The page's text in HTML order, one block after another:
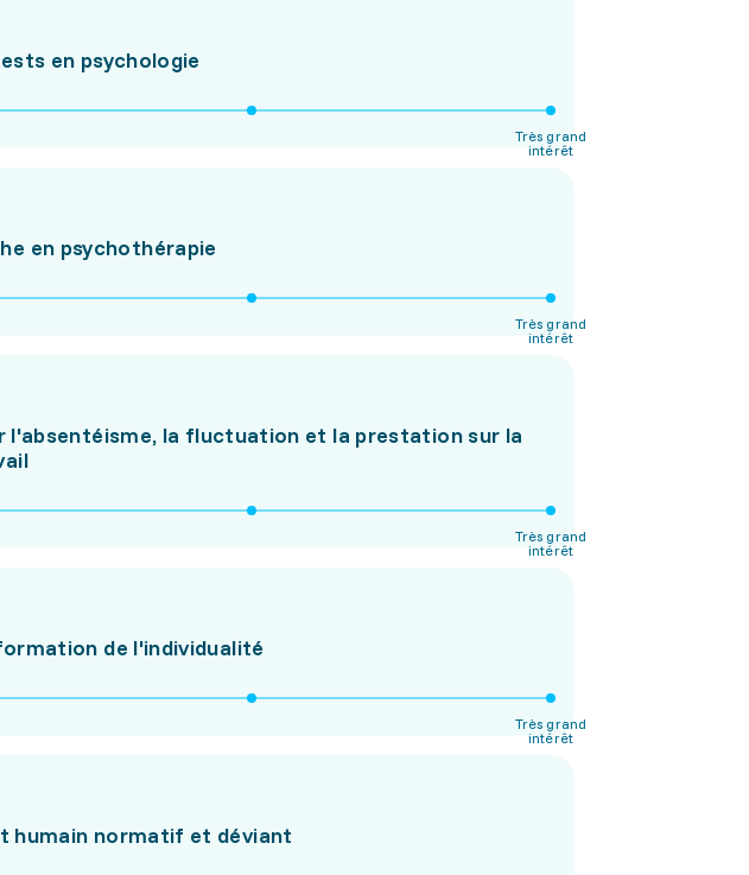
en psychologie
Très grand
intérêt
en psychothérapie
Très grand
intérêt
la fluctuation et la prestation sur la
Très grand
intérêt
de l'individualité
Très grand
intérêt
humain normatif et déviant